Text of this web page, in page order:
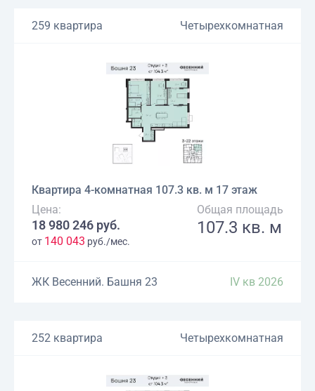
259 квартира Четырехкомнатная
Квартира 4-комнатная 107.3 кв. м 17 этаж
Цена:
18 980 246 руб.
от 140 043 руб./мес.
Общая площадь
107.3 кв. м
ЖК Весенний. Башня 23 IV кв 2026
252 квартира Четырехкомнатная